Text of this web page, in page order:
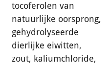
tocoferolen van
natuurlijke oorsprong,
gehydrolyseerde
dierlijke eiwitten,
zout, kaliumchloride,